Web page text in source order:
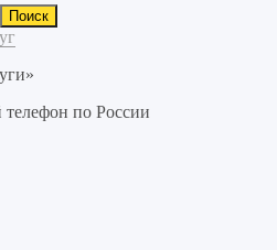
телефон по России